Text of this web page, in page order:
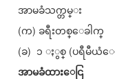
အာမခံသက္တမ္း
(က) ခရီးတစ္ေခါက္
(ခ) ၁ ႏွစ္ (ပရီမီယံ
အာမခံထားေငြ